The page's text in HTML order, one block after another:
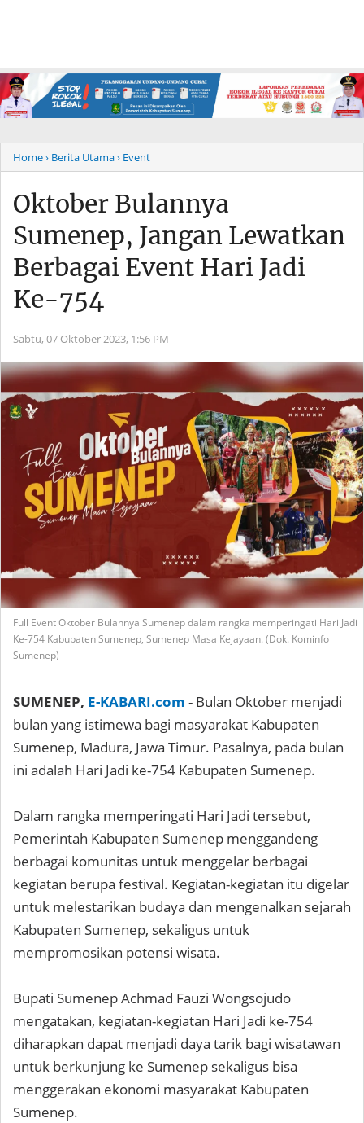
Home› Berita Utama› Event
Oktober Bulannya
Sumenep, Jangan Lewatkan
Berbagai Event Hari Jadi
Ke-754
Sabtu, 07 Oktober 2023, 1:56 PM
Full Event Oktober Bulannya Sumenep dalam rangka memperingati Hari Jadi
Ke-754 Kabupaten Sumenep, Sumenep Masa Kejayaan. (Dok. Kominfo
Sumenep)
SUMENEP, E-KABARI.com - Bulan Oktober menjadi
bulan yang istimewa bagi masyarakat Kabupaten
Sumenep, Madura, Jawa Timur. Pasalnya, pada bulan
ini adalah Hari Jadi ke-754 Kabupaten Sumenep.
Dalam rangka memperingati Hari Jadi tersebut,
Pemerintah Kabupaten Sumenep menggandeng
berbagai komunitas untuk menggelar berbagai
kegiatan berupa festival. Kegiatan-kegiatan itu digelar
untuk melestarikan budaya dan mengenalkan sejarah
Kabupaten Sumenep, sekaligus untuk
mempromosikan potensi wisata.
Bupati Sumenep Achmad Fauzi Wongsojudo
mengatakan, kegiatan-kegiatan Hari Jadi ke-754
diharapkan dapat menjadi daya tarik bagi wisatawan
untuk berkunjung ke Sumenep sekaligus bisa
menggerakan ekonomi masyarakat Kabupaten
Sumenep.